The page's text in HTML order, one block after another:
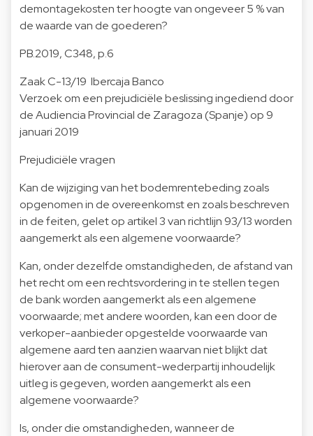
demontagekosten ter hoogte van ongeveer 5 % van
de waarde van de goederen?
PB.2019, C348, p.6
Zaak C-13/19 Ibercaja Banco
Verzoek om een prejudiciële beslissing ingediend door
de Audiencia Provincial de Zaragoza (Spanje) op 9
januari 2019
Prejudiciële vragen
Kan de wijziging van het bodemrentebeding zoals
opgenomen in de overeenkomst en zoals beschreven
in de feiten, gelet op artikel 3 van richtlijn 93/13 worden
aangemerkt als een algemene voorwaarde?
Kan, onder dezelfde omstandigheden, de afstand van
het recht om een rechtsvordering in te stellen tegen
de bank worden aangemerkt als een algemene
voorwaarde; met andere woorden, kan een door de
verkoper-aanbieder opgestelde voorwaarde van
algemene aard ten aanzien waarvan niet blijkt dat
hierover aan de consument-wederpartij inhoudelijk
uitleg is gegeven, worden aangemerkt als een
algemene voorwaarde?
Is, onder die omstandigheden, wanneer de